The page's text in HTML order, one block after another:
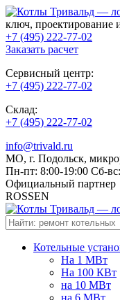
ключ, проектирование
+7 (495) 222-77-02
Заказать расчет
Сервисный центр:
+7 (495) 222-77-02
Склад:
+7 (495) 222-77-02
info@trivald.ru
МО, г. Подольск,
Пн-пт: 8:00-19:00 Cб-
Официальный партнер
ROSSEN
Котельные
На 1 МВт
На 100 КВт
на 10 МВт
на 6 МВт